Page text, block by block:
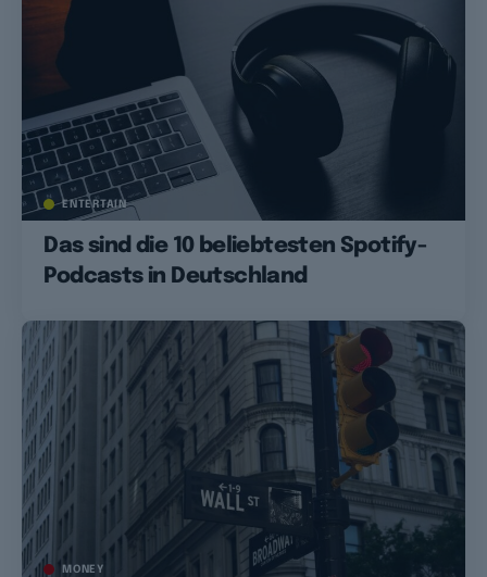
ENTERTAIN
Das sind die 10 beliebtesten Spotify-
Podcasts in Deutschland
MONEY